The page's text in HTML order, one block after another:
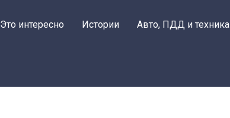
Это интересно Истории Авто, ПДД и техника